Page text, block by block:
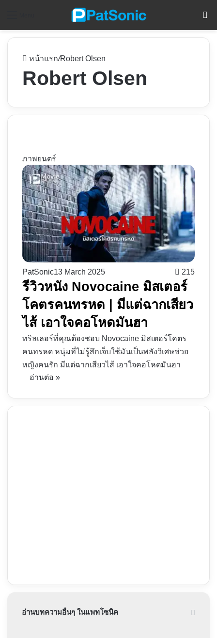
หน้าแรก/Robert Olsen
Robert Olsen
ภาพยนตร์
PatSonic13 March 2025 215
รีวิวหนัง Novocaine มิสเตอร์
โคตรคนทรหด | มีแต่ฉากเสียว
ไส้ เอาใจคอโหดมันฮา
ทริลเลอร์ที่คุณต้องชอบ Novocaine มิสเตอร์โคตร
คนทรหด หนุ่มที่ไม่รู้สึกเจ็บใช้มันเป็นพลังวิเศษช่วย
หญิงคนรัก มีแต่ฉากเสียวไส้ เอาใจคอโหดมันฮา
อ่านต่อ »
อ่านบทความอื่นๆ ในแพทโซนิค